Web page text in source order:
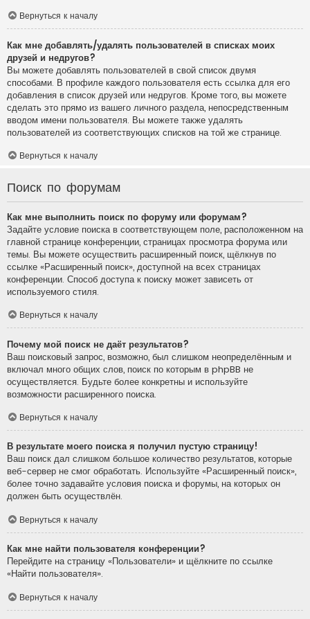
Вернуться к началу
Как мне добавлять/удалять пользователей в списках моих
друзей и недругов?
Вы можете добавлять пользователей в свой список двумя
способами. В профиле каждого пользователя есть ссылка для его
добавления в список друзей или недругов. Кроме того, вы можете
сделать это прямо из вашего личного раздела, непосредственным
вводом имени пользователя. Вы можете также удалять
пользователей из соответствующих списков на той же странице.
Вернуться к началу
Поиск по форумам
Как мне выполнить поиск по форуму или форумам?
Задайте условие поиска в соответствующем поле, расположенном на
главной странице конференции, страницах просмотра форума или
темы. Вы можете осуществить расширенный поиск, щёлкнув по
ссылке «Расширенный поиск», доступной на всех страницах
конференции. Способ доступа к поиску может зависеть от
используемого стиля.
Вернуться к началу
Почему мой поиск не даёт результатов?
Ваш поисковый запрос, возможно, был слишком неопределённым и
включал много общих слов, поиск по которым в phpBB не
осуществляется. Будьте более конкретны и используйте
возможности расширенного поиска.
Вернуться к началу
В результате моего поиска я получил пустую страницу!
Ваш поиск дал слишком большое количество результатов, которые
веб-сервер не смог обработать. Используйте «Расширенный поиск»,
более точно задавайте условия поиска и форумы, на которых он
должен быть осуществлён.
Вернуться к началу
Как мне найти пользователя конференции?
Перейдите на страницу «Пользователи» и щёлкните по ссылке
«Найти пользователя».
Вернуться к началу